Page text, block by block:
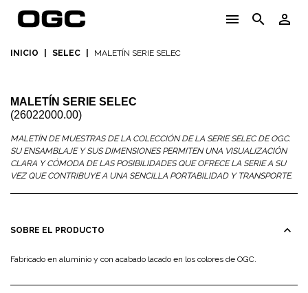
menu search person_outline
INICIO SELEC MALETÍN SERIE SELEC
MALETÍN SERIE SELEC
(26022000.00)
MALETÍN DE MUESTRAS DE LA COLECCIÓN DE LA SERIE SELEC DE OGC.
SU ENSAMBLAJE Y SUS DIMENSIONES PERMITEN UNA VISUALIZACIÓN
CLARA Y CÓMODA DE LAS POSIBILIDADES QUE OFRECE LA SERIE A SU
VEZ QUE CONTRIBUYE A UNA SENCILLA PORTABILIDAD Y TRANSPORTE.
expand_less
SOBRE EL PRODUCTO
Fabricado en aluminio y con acabado lacado en los colores de OGC.